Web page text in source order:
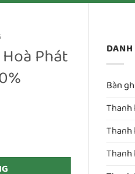
Bàn
Thanh
Thanh
Thanh
Phát
kho mới 100% số lượng